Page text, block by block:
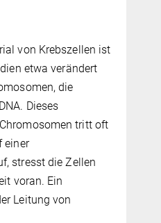
von Krebszellen ist
etwa verändert
die
Dieses
tritt oft
einer
stresst die Zellen
voran. Ein
Leitung von